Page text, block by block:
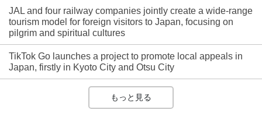
JAL and four railway companies jointly create a wide-range
tourism model for foreign visitors to Japan, focusing on
pilgrim and spiritual cultures
TikTok Go launches a project to promote local appeals in
Japan, firstly in Kyoto City and Otsu City
もっと見る